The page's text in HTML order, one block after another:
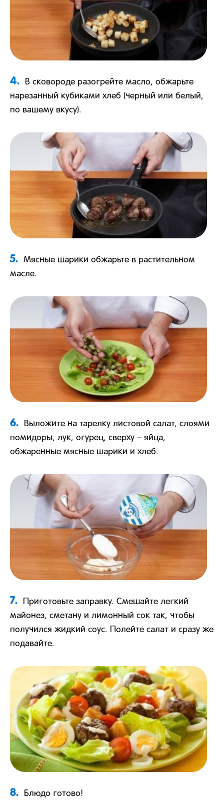
4.
В сковороде разогрейте масло, обжарьте
нарезанный кубиками хлеб (черный или белый,
по вашему вкусу).
5.
Мясные шарики обжарьте в растительном
масле.
6.
Выложите на тарелку листовой салат, слоями
помидоры, лук, огурец, сверху – яйца,
обжаренные мясные шарики и хлеб.
7.
Приготовьте заправку. Смешайте легкий
майонез, сметану и лимонный сок так, чтобы
получился жидкий соус. Полейте салат и сразу же
подавайте.
8. Блюдо готово!